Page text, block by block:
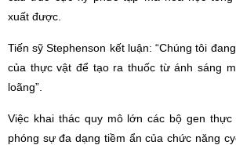
xuất được.
Tiến sỹ Stephenson kết luận: “Chúng tôi
của thực vật để tạo ra thuốc từ ánh sáng
loãng”.
Việc khai thác quy mô lớn các bộ gen
phóng sự đa dạng tiềm ẩn của chức năng